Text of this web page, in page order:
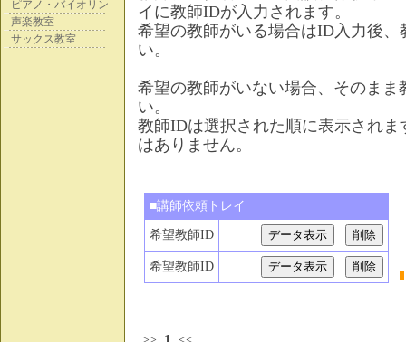
ピアノ・バイオリン
声楽教室
サックス教室
イに教師IDが入力されます。
希望の教師がいる場合はID入力後
い。
希望の教師がいない場合、そのま
い。
教師IDは選択された順に表示され
はありません。
■講師依頼トレイ
希望教師ID
希望教師ID